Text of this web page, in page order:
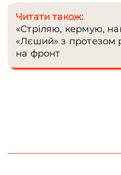
листопад";
оповідань
оповідання
мова.
зброєю у
Читати також:
«Стріляю, кермую,
«Лєший» з протезом
на фронт